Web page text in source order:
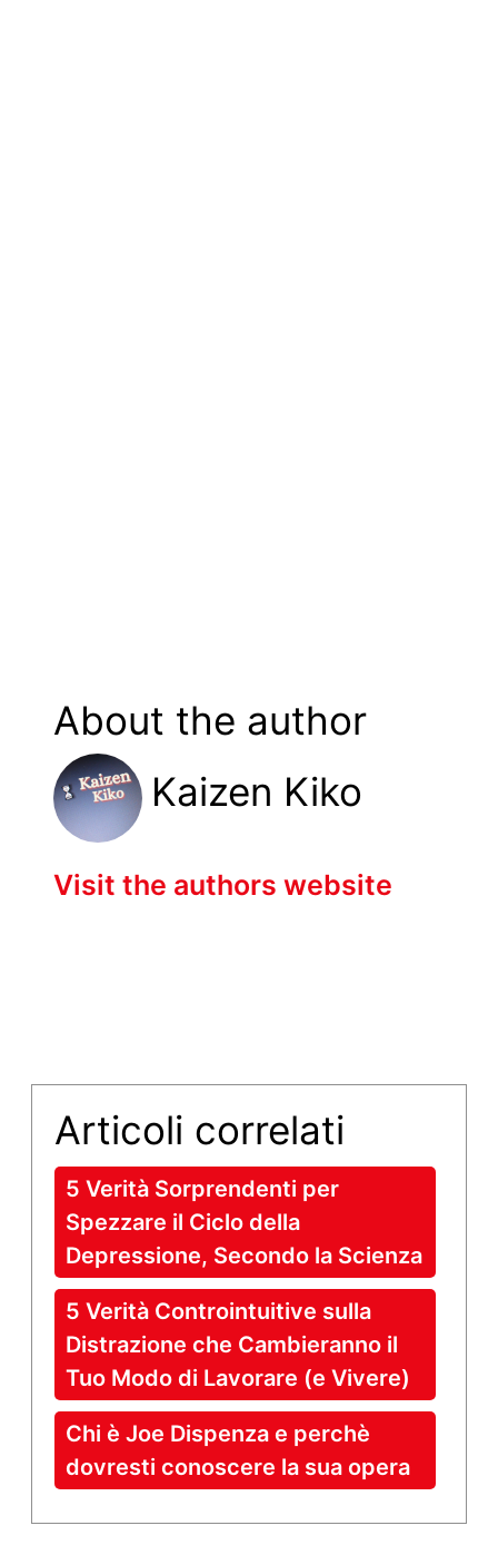
About the author
Kaizen Kiko
Visit the authors website
Articoli correlati
5 Verità Sorprendenti per
Spezzare il Ciclo della
Depressione, Secondo la Scienza
5 Verità Controintuitive sulla
Distrazione che Cambieranno il
Tuo Modo di Lavorare (e Vivere)
Chi è Joe Dispenza e perchè
dovresti conoscere la sua opera